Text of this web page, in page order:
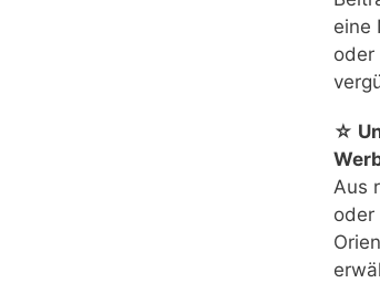
eine
oder
☆
Aus
oder